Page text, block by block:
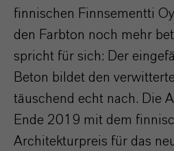
finnischen Finnsementti
den Farbton noch mehr
spricht für sich: Der
Beton bildet den
täuschend echt nach. Die
Ende 2019 mit dem
Architekturpreis für das